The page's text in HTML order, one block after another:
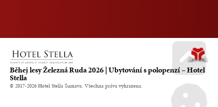
Běhej lesy Železná Ruda 2026 | Ubytování s polopenzí – Hotel
Stella
© 2017-2026 Hotel Stella Šumava. Všechna práva vyhrazena. Go